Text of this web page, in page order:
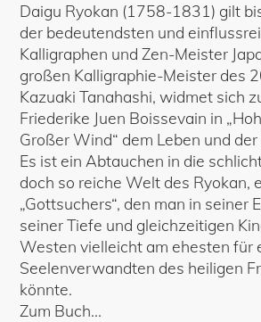
Daigu Ryokan (1758-1831) gilt
der bedeutendsten und
Kalligraphen und Zen-Meister
großen Kalligraphie-Meister des
Kazuaki Tanahashi, widmet sich
Friederike Juen Boissevain in
Großer Wind“ dem Leben und
Es ist ein Abtauchen in die
doch so reiche Welt des Ryokan,
„Gottsuchers“, den man in seiner
seiner Tiefe und gleichzeitigen
Westen vielleicht am ehesten für
Seelenverwandten des heiligen
könnte.
Zum Buch...